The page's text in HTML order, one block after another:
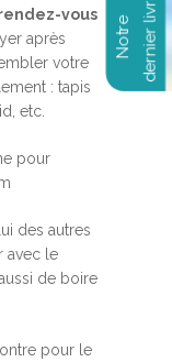
vous
après
votre
: tapis
etc.
pour
des autres
avec le
de boire
pour le